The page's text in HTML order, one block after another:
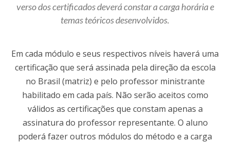
verso dos certificados deverá constar a carga horária e
temas teóricos desenvolvidos.
Em cada módulo e seus respectivos níveis haverá uma
certificação que será assinada pela direção da escola
no Brasil (matriz) e pelo professor ministrante
habilitado em cada país. Não serão aceitos como
válidos as certificações que constam apenas a
assinatura do professor representante. O aluno
poderá fazer outros módulos do método e a carga